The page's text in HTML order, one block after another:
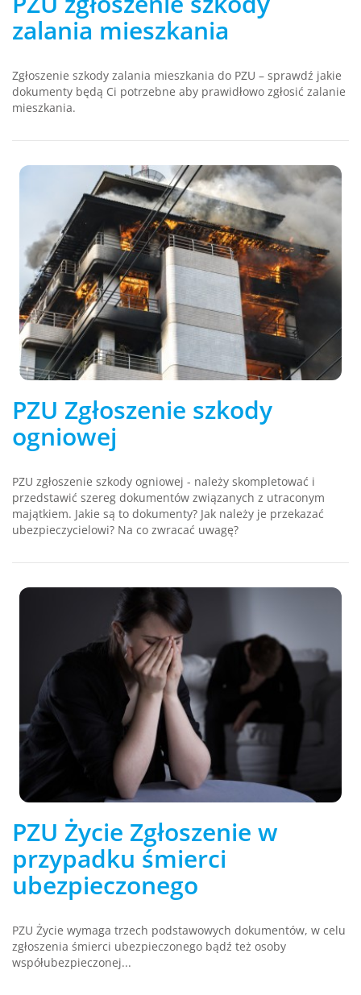
zalania mieszkania
Zgłoszenie szkody zalania mieszkania do PZU – sprawdź jakie
dokumenty będą Ci potrzebne aby prawidłowo zgłosić zalanie
mieszkania.
PZU Zgłoszenie szkody
ogniowej
PZU zgłoszenie szkody ogniowej - należy skompletować i
przedstawić szereg dokumentów związanych z utraconym
majątkiem. Jakie są to dokumenty? Jak należy je przekazać
ubezpieczycielowi? Na co zwracać uwagę?
PZU Życie Zgłoszenie w
przypadku śmierci
ubezpieczonego
PZU Życie wymaga trzech podstawowych dokumentów, w celu
zgłoszenia śmierci ubezpieczonego bądź też osoby
współubezpieczonej...